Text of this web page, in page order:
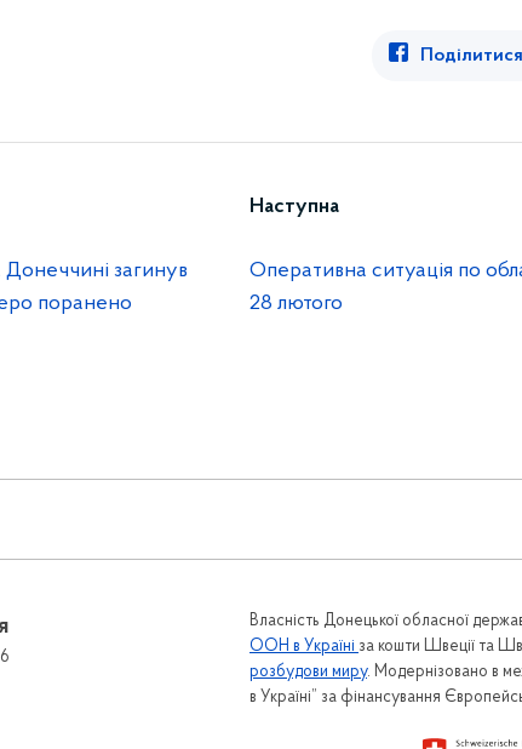
Поділитися
Донеччині загинув
поранено
Наступна
Оперативна ситуація по
28 лютого
Власність Донецької обласної
ООН в Україні за кошти Швеції та
розбудови миру. Модернізовано в
в Україні” за фінансування